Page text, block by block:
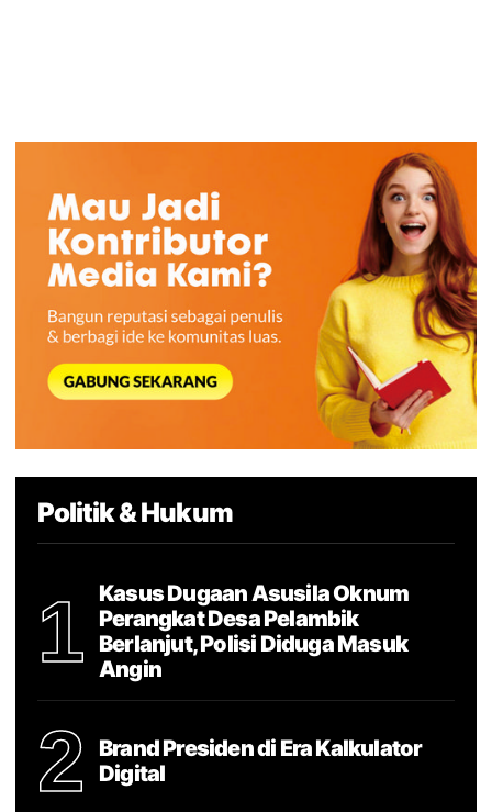
Politik & Hukum
1
Kasus Dugaan Asusila Oknum
Perangkat Desa Pelambik
Berlanjut, Polisi Diduga Masuk
Angin
2
Brand Presiden di Era Kalkulator
Digital